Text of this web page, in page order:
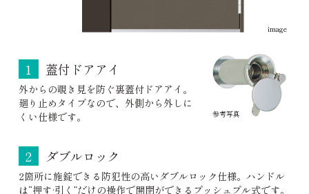
image
1 蓋付ドアアイ
外からの覗き見を防ぐ裏蓋付ドアアイ。
廻り止めタイプなので、外側から外しに
くい仕様です。
参考写真
2 ダブルロック
2箇所に施錠できる防犯性の高いダブルロック仕様。ハンドル
は“押す·引く”だけの操作で開閉ができるプッシュプル式です。